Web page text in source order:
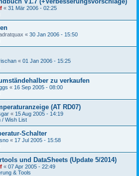
« 31 Mär 2006 - 02:25
« 30 Jan 2006 - 15:50
« 01 Jan 2006 - 15:25
zu verkaufen
« 16 Sep 2005 - 08:00
(AT RD07)
« 15 Aug 2005 - 14:19
/ Wish List
Schalter
« 17 Jul 2005 - 15:58
und DataSheets (Update 5/2014)
« 07 Apr 2005 - 22:49
& Tools